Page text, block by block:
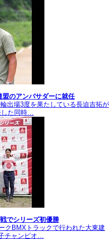
のアンバサダーに就任
出場3度を果たしている長迫吉拓が
した同時…
でシリーズ初優勝
クBMXトラックで行われた大東建
チャンピオ…